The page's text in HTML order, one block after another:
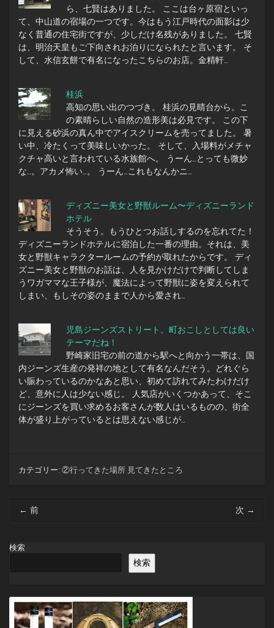
ら、七賢はありました。 ここは台ヶ原宿といっ
て、中山道の宿場の一つです。今はもう江戸時代の面影は少
なく普通の住宅街ですが、少しだけ名残がありました。 七賢
は、明治天皇もご下向されお泊りになられたと言います。 そ
して、水信玄餅で有名になったこちらのお店。金精軒…
桂浜
高知の思い出のつづき。 桂浜の見晴台から。こ
の素晴らしい自然の造形美は必見です。 この下
に見える砂浜の真ん中でアイスクリームを売ってました。 暑
い中、冷たくって美味しいかった。 そして、入場料がメチャ
クチャ高いと言われている水族館へ。 うーん…とっても微妙
な…。アカメ怖い…。 うーん…これもなんかニ…
ディズニー美女と野獣ルーム〜ディズニーランド
ホテル
そうそう。もうひとつお話しするのを忘れてた！
ディズニーランドホテルに宿泊した一番の理由。それは、美
女と野獣キャラクタールームの予約が取れたからです。 ディ
ズニー美女と野獣のお話は、人を見かけだけで判断してしま
うワガママな王子様が、魔法によって野獣に姿を変えられて
しまい、もしその姿のままで人から愛され…
児島ジーンズストリート。町おこしとしては良い
テーマだね！
野崎家旧宅の前の道から駅へと向かう一帯は、国
内ジーンズ生産の発祥の地として有名なんだそう。どれぐら
い賑わっているのかなあと思い、初めて訪れてみたわけだけ
ど、意外に人は少ない感じ。 人気店がいくつかあって、そこ
にジーンズを買い求めるお客さんが数人はいるものの、街全
体が盛り上がっているとは思えない感じが…
カテゴリー: ②行ってきた場所 見てきたところ
ビ
ゲ
← 前 次 →
検索
検索